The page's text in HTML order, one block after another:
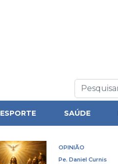
ESPORTE SAÚDE
OPINIÃO
Pe. Daniel Curnis